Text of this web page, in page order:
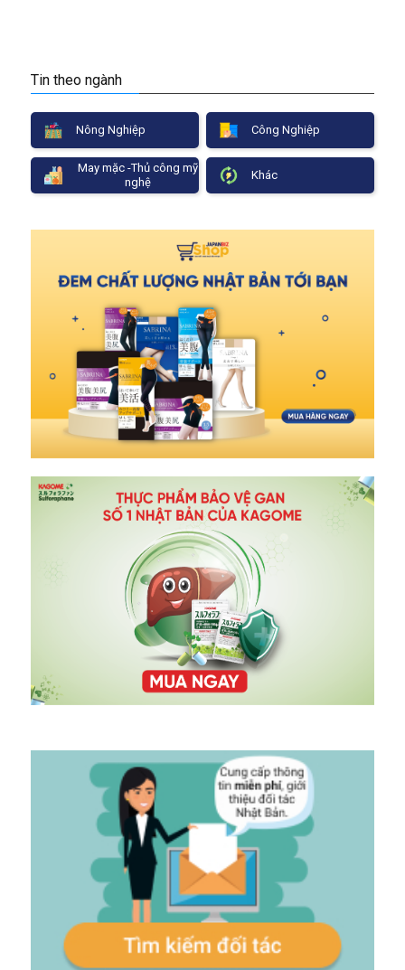
Tin theo ngành
Nông Nghiệp Công Nghiệp
May mặc -Thủ công mỹ
nghệ
Khác